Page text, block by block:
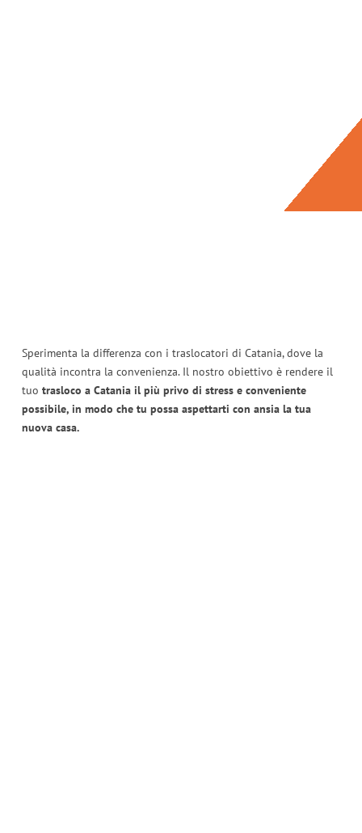
Sperimenta la differenza con i traslocatori di Catania, dove la
qualità incontra la convenienza. Il nostro obiettivo è rendere il
tuo trasloco a Catania il più privo di stress e conveniente
possibile, in modo che tu possa aspettarti con ansia la tua
nuova casa.